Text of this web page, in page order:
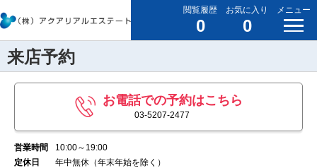
閲覧履歴
0
お気に入り
0
メニュー
来店予約
お電話での予約はこちら
03-5207-2477
営業時間
10:00～19:00
定休日
年中無休（年末年始を除く）